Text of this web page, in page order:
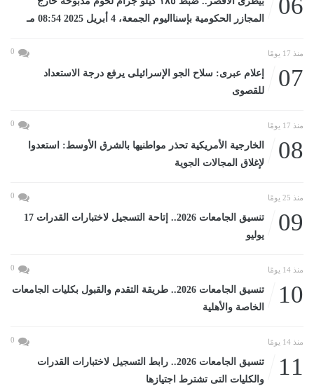
06
المجازر الحكومية بإسنااليوم الجمعة، 4 أبريل 2025 08:54 مـ
منذ 17 يومًا 0
07
إعلام عبرى: سلاح الجو الإسرائيلى يرفع درجة الاستعداد
للقصوى
منذ 17 يومًا 0
08
الخارجية الأمريكية تحذر مواطنيها بالشرق الأوسط: استعدوا
لإغلاق المجالات الجوية
منذ 25 يومًا 0
09
تنسيق الجامعات 2026.. إتاحة التسجيل لاختبارات القدرات 17
يوليو
منذ 14 يومًا 0
10
تنسيق الجامعات 2026.. طريقة التقدم والقبول بكليات الجامعات
الخاصة والأهلية
منذ 14 يومًا 0
11
تنسيق الجامعات 2026.. رابط التسجيل لاختبارات القدرات
والكليات التى تشترط اجتيازها